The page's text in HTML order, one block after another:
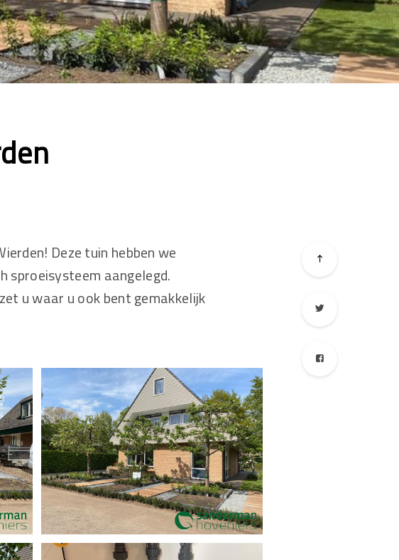
Deze tuin hebben we
sproeisysteem aangelegd.
u waar u ook bent gemakkelijk